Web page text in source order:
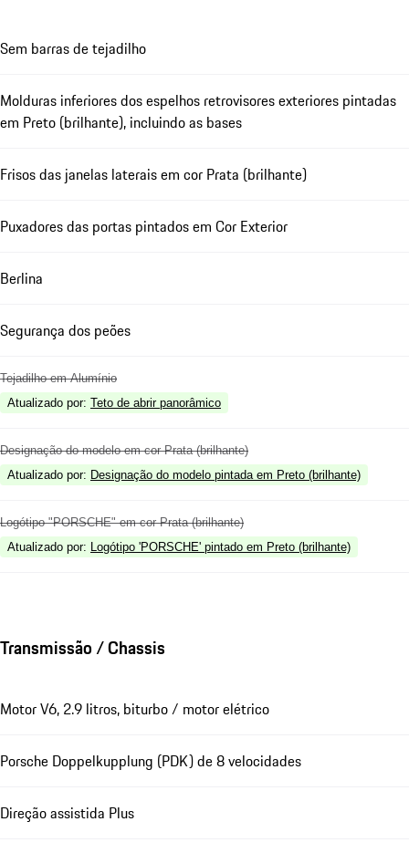
Sem barras de tejadilho
Molduras inferiores dos espelhos retrovisores exteriores pintadas
em Preto (brilhante), incluindo as bases
Frisos das janelas laterais em cor Prata (brilhante)
Puxadores das portas pintados em Cor Exterior
Berlina
Segurança dos peões
Tejadilho em Alumínio
Atualizado por: Teto de abrir panorâmico
Designação do modelo em cor Prata (brilhante)
Atualizado por: Designação do modelo pintada em Preto (brilhante)
Logótipo "PORSCHE" em cor Prata (brilhante)
Atualizado por: Logótipo 'PORSCHE' pintado em Preto (brilhante)
Transmissão / Chassis
Motor V6, 2.9 litros, biturbo / motor elétrico
Porsche Doppelkupplung (PDK) de 8 velocidades
Direção assistida Plus